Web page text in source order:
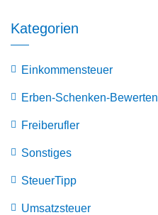
Kategorien
Einkommensteuer
Erben-Schenken-Bewerten
Freiberufler
Sonstiges
SteuerTipp
Umsatzsteuer